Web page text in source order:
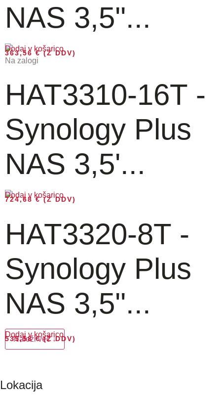
NAS 3,5''...
363,56€(Z DDV)
Dodaj v košarico
Na zalogi
HAT3310-16T -
Synology Plus
NAS 3,5'...
724,68€(Z DDV)
Dodaj v košarico
HAT3320-8T -
Synology Plus
NAS 3,5''...
535,58€(Z DDV)
Dodaj v košarico
Naloži več ↓
Lokacija